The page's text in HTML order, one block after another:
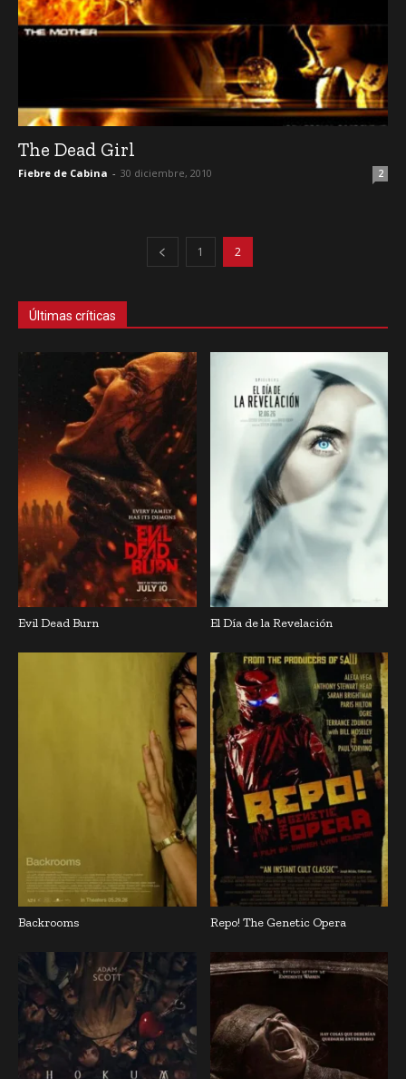
The Dead Girl
Fiebre de Cabina - 30 diciembre, 2010 2
1 2
Últimas críticas
Evil Dead Burn El Día de la Revelación
Backrooms Repo! The Genetic Opera